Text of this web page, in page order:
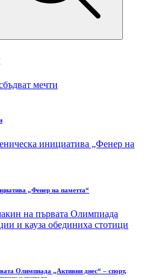
„Фенер на паметта“
Олимпиада „Активни днес“ – спорт,